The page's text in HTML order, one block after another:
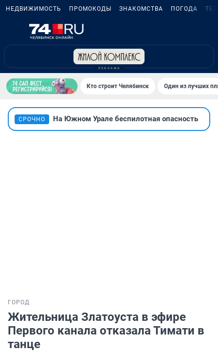
НЕДВИЖИМОСТЬ ПРОМОКОДЫ ЗНАКОМСТВА ПОГОДА
Кто строит Челябинск Один из лучших
СРОЧНО На Южном Урале беспилотная опасность
ГОРОД
Жительница Златоуста в эфире
Первого канала отказала Тимати в
танце